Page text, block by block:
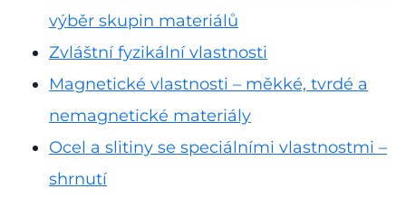
výběr skupin materiálů
Zvláštní fyzikální vlastnosti
Magnetické vlastnosti – měkké, tvrdé a
nemagnetické materiály
Ocel a slitiny se speciálními vlastnostmi –
shrnutí